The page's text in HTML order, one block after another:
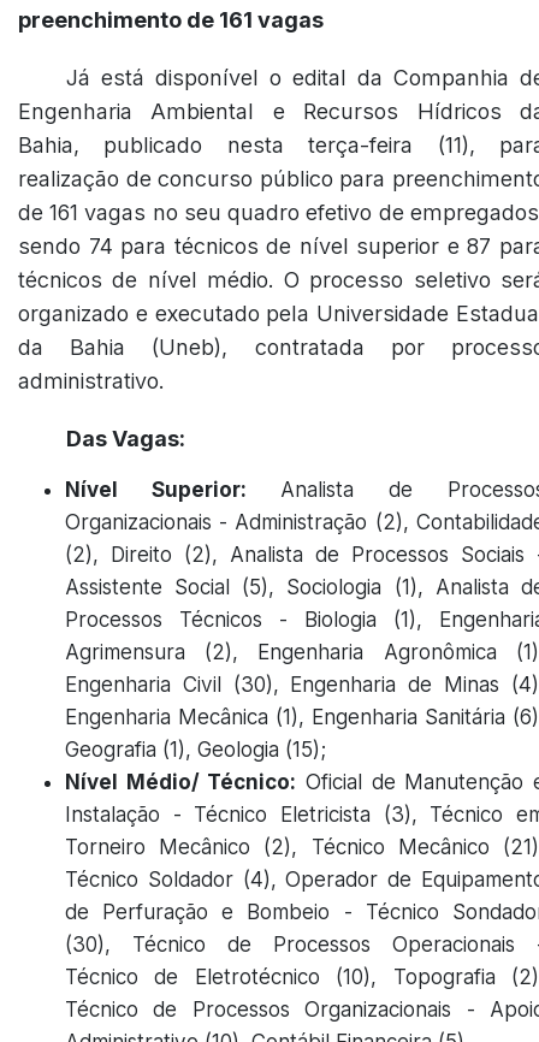
preenchimento de 161 vagas
Já está disponível o edital da Companhia
Engenharia Ambiental e Recursos Hídricos
Bahia, publicado nesta terça-feira (11),
realização de concurso público para
de 161 vagas no seu quadro efetivo de
sendo 74 para técnicos de nível superior e 87
técnicos de nível médio. O processo seletivo
organizado e executado pela Universidade
da Bahia (Uneb), contratada por
administrativo.
Das Vagas:
Nível Superior: Analista de
Organizacionais - Administração (2),
(2), Direito (2), Analista de Processos Sociais
Assistente Social (5), Sociologia (1), Analista
Processos Técnicos - Biologia (1),
Agrimensura (2), Engenharia Agronômica
Engenharia Civil (30), Engenharia de Minas
Engenharia Mecânica (1), Engenharia Sanitária
Geografia (1), Geologia (15);
Nível Médio/ Técnico: Oficial de Manutenção
Instalação - Técnico Eletricista (3), Técnico
Torneiro Mecânico (2), Técnico Mecânico
Técnico Soldador (4), Operador de
de Perfuração e Bombeio - Técnico
(30), Técnico de Processos Operacionais
Técnico de Eletrotécnico (10), Topografia
Técnico de Processos Organizacionais -